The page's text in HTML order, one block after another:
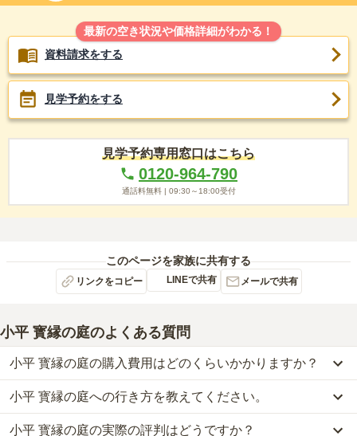
最新の空き状況や価格詳細がわかる！
資料請求をする
見学予約をする
見学予約専用窓口はこちら
0120-964-790
通話料無料 | 09:30～18:00受付
このページを家族に共有する
リンクをコピー LINEで共有 メールで共有
小平 寳縁の庭のよくある質問
小平 寳縁の庭の購入費用はどのくらいかかりますか？
小平 寳縁の庭では、樹木葬が約33万円からお求めいただけます。
なお、小平 寳縁の庭がある東京都の相場は、樹木葬が約76万円で
す。
小平 寳縁の庭への行き方を教えてください。
公共交通機関の場合、西武多摩湖線「一橋学園駅」から徒歩約18分
小平 寳縁の庭の実際の評判はどうですか？